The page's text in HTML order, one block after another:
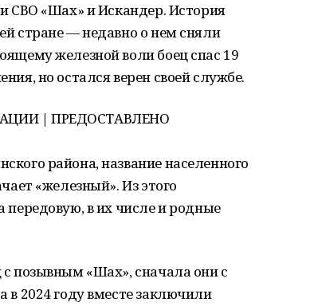
СВО «Шах» и Искандер. История
стране — недавно о нем сняли
железной воли боец спас 19
но остался верен своей службе.
| ПРЕДОСТАВЛЕНО
района, название населенного
«железный». Из этого
передовую, в их числе и родные
позывным «Шах», сначала они с
2024 году вместе заключили